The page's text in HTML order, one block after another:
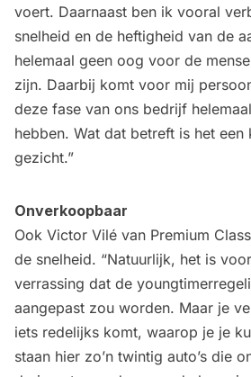
voert. Daarnaast ben ik vooral
snelheid en de heftigheid van de
helemaal geen oog voor de
zijn. Daarbij komt voor mij
deze fase van ons bedrijf
hebben. Wat dat betreft is het een
gezicht.”
Onverkoopbaar
Ook Victor Vilé van Premium
de snelheid. “Natuurlijk, het is
verrassing dat de
aangepast zou worden. Maar je
iets redelijks komt, waarop je je
staan hier zo’n twintig auto’s die